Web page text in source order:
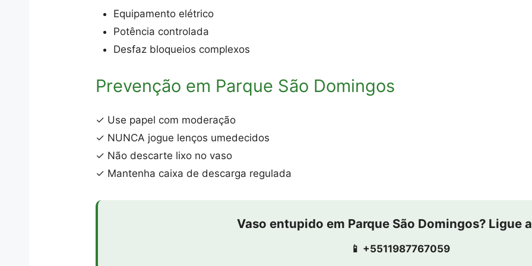
Equipamento elétrico
Potência controlada
Desfaz bloqueios complexos
Prevenção em Parque São Domingos
✓ Use papel com moderação
✓ NUNCA jogue lenços umedecidos
✓ Não descarte lixo no vaso
✓ Mantenha caixa de descarga regulada
Vaso entupido em Parque São Domingos? Ligue
📱 +5511987767059